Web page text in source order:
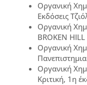
Οργανική
Εκδόσεις
Οργανική
BROKEN
Οργανική
Οργανική
Κριτική, 1η